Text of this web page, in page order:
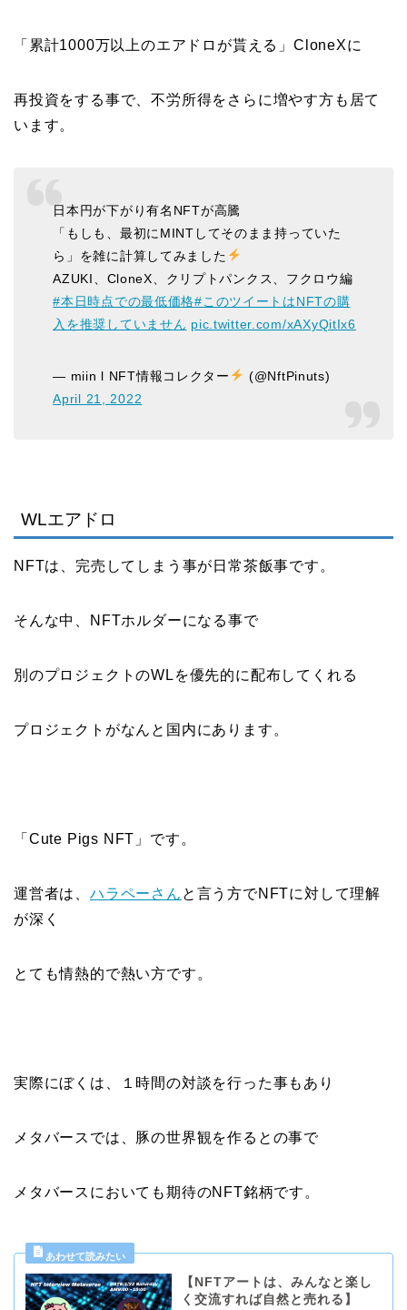
「累計1000万以上のエアドロが貰える」CloneXに
再投資をする事で、不労所得をさらに増やす方も居て
います。
日本円が下がり有名NFTが高騰
「もしも、最初にMINTしてそのまま持っていた
ら」を雑に計算してみました
AZUKI、CloneX、クリプトパンクス、フクロウ編
#本日時点での最低価格#このツイートはNFTの購
入を推奨していません pic.twitter.com/xAXyQitIx6
— miin l NFT情報コレクター
(@NftPinuts)
April 21, 2022
WLエアドロ
NFTは、完売してしまう事が日常茶飯事です。
そんな中、NFTホルダーになる事で
別のプロジェクトのWLを優先的に配布してくれる
プロジェクトがなんと国内にあります。
「Cute Pigs NFT」です。
運営者は、 ハラペーさん と言う方でNFTに対して理解
が深く
とても情熱的で熱い方です。
実際にぼくは、１時間の対談を行った事もあり
メタバースでは、豚の世界観を作るとの事で
メタバースにおいても期待のNFT銘柄です。
【NFTアートは、みんなと楽し
く交流すれば自然と売れる】